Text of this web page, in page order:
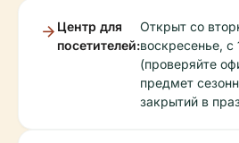
Центр для
посетителей:
Открыт со
воскресенье, с
(проверяйте
предмет
закрытий в